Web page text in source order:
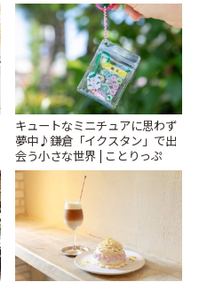
キュートなミニチュアに思わず
夢中♪鎌倉「イクスタン」で出
会う小さな世界 | ことりっぷ